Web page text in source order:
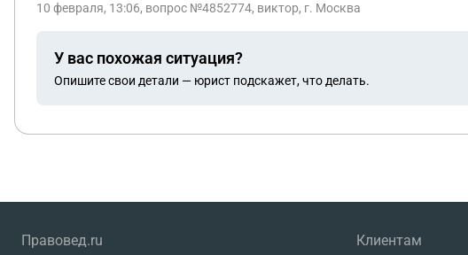
10 февраля, 13:06, вопрос №4852774, виктор, г. Москва
У вас похожая ситуация?
Опишите свои детали — юрист подскажет, что делать.
Правовед.ru Клиентам